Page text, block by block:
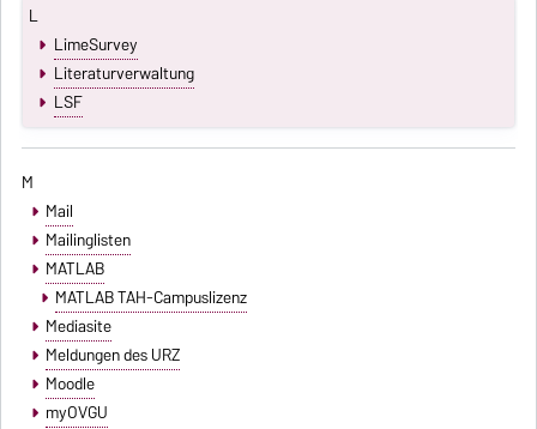
L
LimeSurvey
Literaturverwaltung
LSF
M
Mail
Mailinglisten
MATLAB
MATLAB TAH-Campuslizenz
Mediasite
Meldungen des URZ
Moodle
myOVGU